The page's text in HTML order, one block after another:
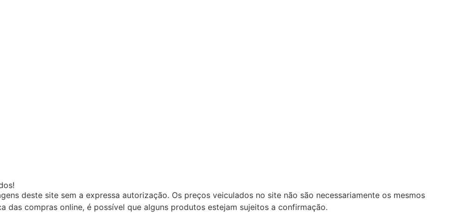
deste site sem a expressa autorização. Os preços veiculados no site não são necessariamente os mesmos
das compras online, é possível que alguns produtos estejam sujeitos a confirmação.